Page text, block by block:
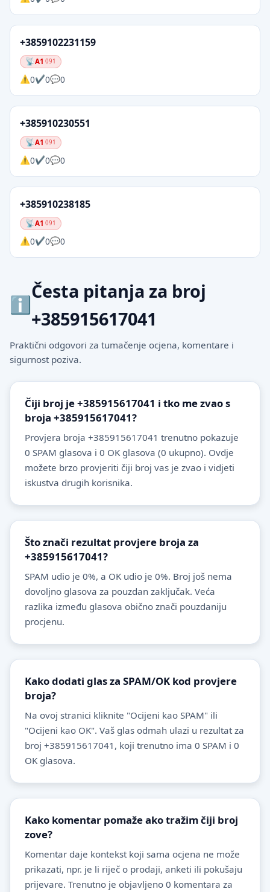
+3859102231159
A1 091
0 0 0
+385910230551
A1 091
0 0 0
+385910238185
A1 091
0 0 0
Česta pitanja za broj
+385915617041
Praktični odgovori za tumačenje ocjena, komentare i
sigurnost poziva.
Čiji broj je +385915617041 i tko me zvao s
broja +385915617041?
Provjera broja +385915617041 trenutno pokazuje
0 SPAM glasova i 0 OK glasova (0 ukupno). Ovdje
možete brzo provjeriti čiji broj vas je zvao i vidjeti
iskustva drugih korisnika.
Što znači rezultat provjere broja za
+385915617041?
SPAM udio je 0%, a OK udio je 0%. Broj još nema
dovoljno glasova za pouzdan zaključak. Veća
razlika između glasova obično znači pouzdaniju
procjenu.
Kako dodati glas za SPAM/OK kod provjere
broja?
Na ovoj stranici kliknite "Ocijeni kao SPAM" ili
"Ocijeni kao OK". Vaš glas odmah ulazi u rezultat za
broj +385915617041, koji trenutno ima 0 SPAM i 0
OK glasova.
Kako komentar pomaže ako tražim čiji broj
zove?
Komentar daje kontekst koji sama ocjena ne može
prikazati, npr. je li riječ o prodaji, anketi ili pokušaju
prijevare. Trenutno je objavljeno 0 komentara za